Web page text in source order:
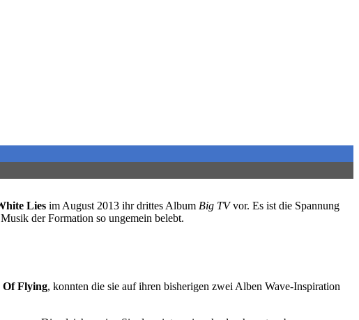
Lies im August 2013 ihr drittes Album Big TVvor. Es ist die Spannung
der Formation so ungemein belebt.
Of Flying, konnten die sie auf ihren bisherigen zwei Alben Wave-Inspiration